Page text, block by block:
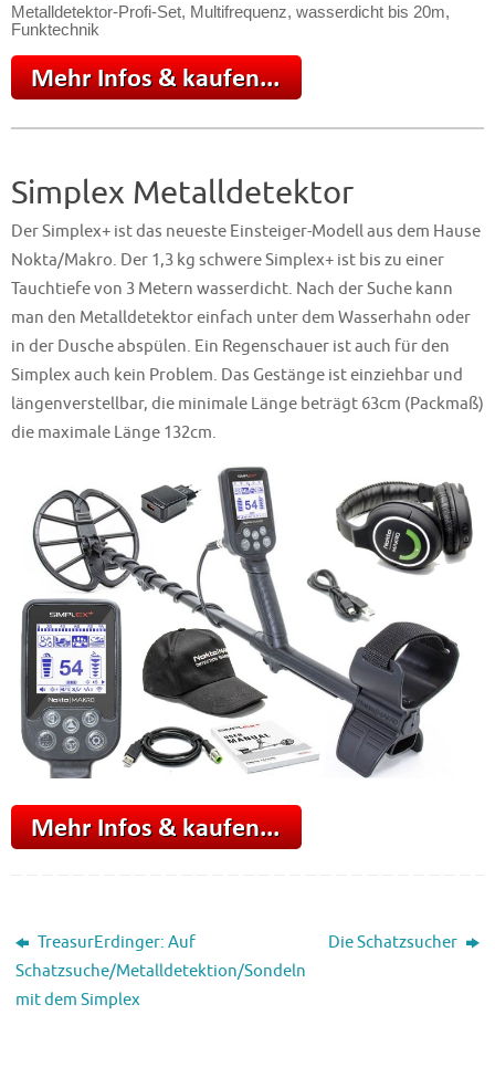
Metalldetektor-Profi-Set, Multifrequenz, wasserdicht bis 20m,
Funktechnik
Simplex Metalldetektor
Der Simplex+ ist das neueste Einsteiger-Modell aus dem Hause
Nokta/Makro. Der 1,3 kg schwere Simplex+ ist bis zu einer
Tauchtiefe von 3 Metern wasserdicht. Nach der Suche kann
man den Metalldetektor einfach unter dem Wasserhahn oder
in der Dusche abspülen. Ein Regenschauer ist auch für den
Simplex auch kein Problem. Das Gestänge ist einziehbar und
längenverstellbar, die minimale Länge beträgt 63cm (Packmaß)
die maximale Länge 132cm.
TreasurErdinger: Auf
Schatzsuche/Metalldetektion/Sondeln
mit dem Simplex
Die Schatzsucher